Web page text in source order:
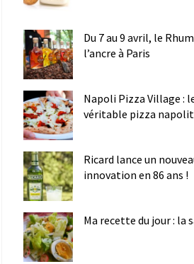
Du 7 au 9 avril, le
l’ancre à Paris
Napoli Pizza Village :
véritable pizza
Ricard lance un
innovation en 86 ans !
Ma recette du jour : la